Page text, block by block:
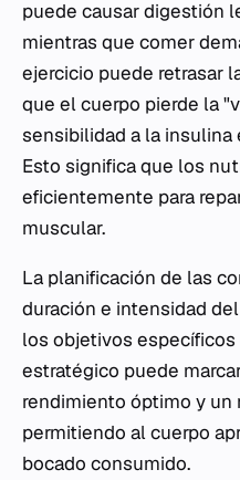
puede causar digestión
mientras que comer
ejercicio puede retrasar
que el cuerpo pierde la
sensibilidad a la insulina
Esto significa que los
eficientemente para
muscular.
La planificación de las
duración e intensidad
los objetivos
estratégico puede
rendimiento óptimo y un
permitiendo al cuerpo
bocado consumido.